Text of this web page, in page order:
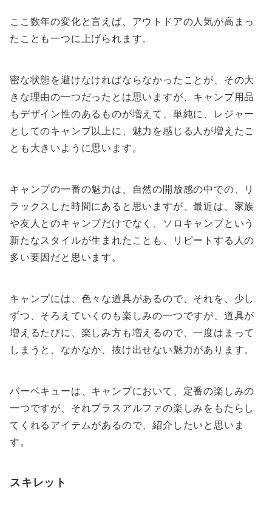
ここ数年の変化と言えば、アウトドアの人気が高まっ
たことも一つに上げられます。
密な状態を避けなければならなかったことが、その大
きな理由の一つだったとは思いますが、キャンプ用品
もデザイン性のあるものが増えて、単純に、レジャー
としてのキャンプ以上に、魅力を感じる人が増えたこ
とも大きいように思います。
キャンプの一番の魅力は、自然の開放感の中での、リ
ラックスした時間にあると思いますが、最近は、家族
や友人とのキャンプだけでなく、ソロキャンプという
新たなスタイルが生まれたことも、リピートする人の
多い要因だと思います。
キャンプには、色々な道具があるので、それを、少し
ずつ、そろえていくのも楽しみの一つですが、道具が
増えるたびに、楽しみ方も増えるので、一度はまって
しまうと、なかなか、抜け出せない魅力があります。
バーベキューは、キャンプにおいて、定番の楽しみの
一つですが、それプラスアルファの楽しみをもたらし
てくれるアイテムがあるので、紹介したいと思いま
す。
スキレット